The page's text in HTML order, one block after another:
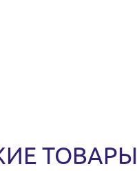
ТОВАРЫ